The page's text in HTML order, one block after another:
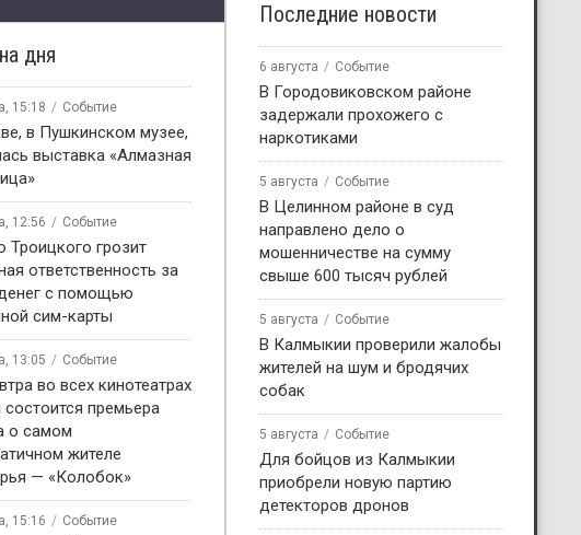
дня
15:18 Событие
в Пушкинском музее,
выставка «Алмазная
12:56 Событие
Троицкого грозит
ответственность за
с помощью
сим-карты
13:05 Событие
во всех кинотеатрах
премьера
о самом
жителе
— «Колобок»
15:16 Событие
Последние новости
6 августа Событие
В Городовиковском районе
задержали прохожего с
наркотиками
5 августа Событие
В Целинном районе в суд
направлено дело о
мошенничестве на сумму
свыше 600 тысяч рублей
5 августа Событие
В Калмыкии проверили жалобы
жителей на шум и бродячих
собак
5 августа Событие
Для бойцов из Калмыкии
приобрели новую партию
детекторов дронов